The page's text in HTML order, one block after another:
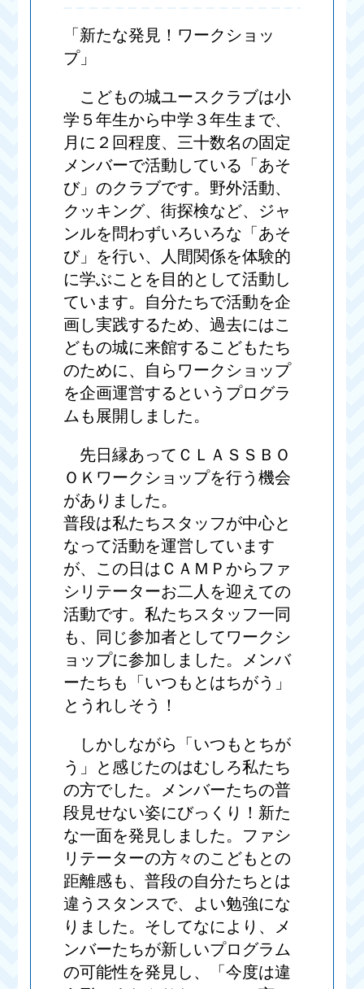
「新たな発見！ワークショッ
プ」
こどもの城ユースクラブは小
学５年生から中学３年生まで、
月に２回程度、三十数名の固定
メンバーで活動している「あそ
び」のクラブです。野外活動、
クッキング、街探検など、ジャ
ンルを問わずいろいろな「あそ
び」を行い、人間関係を体験的
に学ぶことを目的として活動し
ています。自分たちで活動を企
画し実践するため、過去にはこ
どもの城に来館するこどもたち
のために、自らワークショップ
を企画運営するというプログラ
ムも展開しました。
先日縁あってＣＬＡＳＳＢＯ
ＯＫワークショップを行う機会
がありました。
普段は私たちスタッフが中心と
なって活動を運営しています
が、この日はＣＡＭＰからファ
シリテーターお二人を迎えての
活動です。私たちスタッフ一同
も、同じ参加者としてワークシ
ョップに参加しました。メンバ
ーたちも「いつもとはちがう」
とうれしそう！
しかしながら「いつもとちが
う」と感じたのはむしろ私たち
の方でした。メンバーたちの普
段見せない姿にびっくり！新た
な一面を発見しました。ファシ
リテーターの方々のこどもとの
距離感も、普段の自分たちとは
違うスタンスで、よい勉強にな
りました。そしてなにより、メ
ンバーたちが新しいプログラム
の可能性を発見し、「今度は違